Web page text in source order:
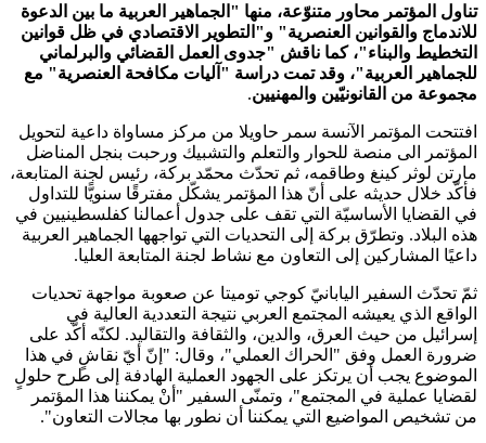
تناول المؤتمر محاور متنوّعة، منها "الجماهير العربية ما بين الدعوة
للاندماج والقوانين العنصرية" و"التطوير الاقتصادي في ظل قوانين
التخطيط والبناء"، كما ناقش "جدوى العمل القضائي والبرلماني
للجماهير العربية"، وقد تمت دراسة "آليات مكافحة العنصرية" مع
مجموعة من القانونيّين والمهنيين.
افتتحت المؤتمر الآنسة سمر حاويلا من مركز مساواة داعية لتحويل
المؤتمر الى منصة للحوار والتعلم والتشبيك ورحبت بنجل المناضل
مارتن لوثر كينغ وطاقمه، ثم تحدّث محمّد بركة، رئيس لجنة المتابعة،
فأكّد خلال حديثه على أنّ هذا المؤتمر يشكّل مفترقًا سنويًّا للتداول
في القضايا الأساسيّة التي تقف على جدول أعمالنا كفلسطينيين في
هذه البلاد. وتطرّق بركة إلى التحديات التي تواجهها الجماهير العربية
داعيًا المشاركين إلى التعاون مع نشاط لجنة المتابعة العليا.
ثمّ تحدّث السفير اليابانيّ كوجي توميتا عن صعوبة مواجهة تحديات
الواقع الذي يعيشه المجتمع العربي نتيجة التعددية العالية في
إسرائيل من حيث العرق، والدين، والثقافة والتقاليد. لكنّه أكّد على
ضرورة العمل وفق "الحراك العملي"، وقال: "إنّ أيّ نقاشٍ في هذا
الموضوع يجب أن يرتكز على الجهود العملية الهادفة إلى طرح حلولٍ
لقضايا عملية في المجتمع"، وتمنّى السفير "أنْ يمكننا هذا المؤتمر
من تشخيص المواضيع التي يمكننا أن نطور بها مجالات التعاون".